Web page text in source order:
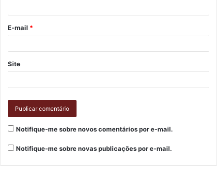
E-mail *
Site
Notifique-me sobre novos comentários por e-mail.
Notifique-me sobre novas publicações por e-mail.